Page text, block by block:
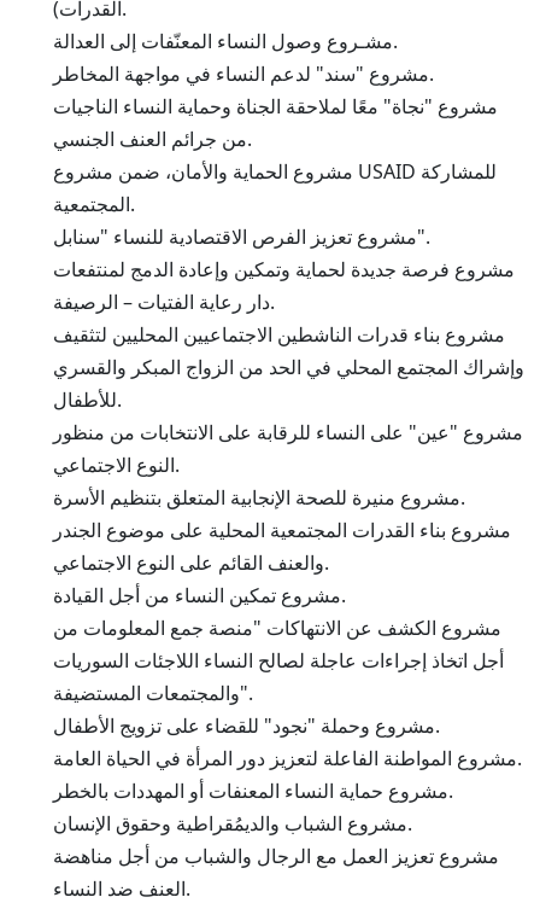
القدرات).
مشـروع وصول النساء المعنّفات إلى العدالة.
مشروع "سند" لدعم النساء في مواجهة المخاطر.
مشروع "نجاة" معًا لملاحقة الجناة وحماية النساء الناجيات
من جرائم العنف الجنسي.
مشروع الحماية والأمان، USAID للمشاركة
المجتمعية.
مشروع تعزيز الفرص الاقتصادية للنساء "سنابل".
مشروع فرصة جديدة لحماية وتمكين وإعادة الدمج لمنتفعات
دار رعاية الفتيات – الرصيفة.
مشروع بناء قدرات الناشطين الاجتماعيين المحليين لتثقيف
وإشراك المجتمع المحلي في الحد من الزواج المبكر والقسري
للأطفال.
مشروع "عين" على النساء للرقابة على الانتخابات من منظور
النوع الاجتماعي.
مشروع منيرة للصحة الإنجابية المتعلق بتنظيم الأسرة.
مشروع بناء القدرات المجتمعية المحلية على موضوع الجندر
والعنف القائم على النوع الاجتماعي.
مشروع تمكين النساء من أجل القيادة.
مشروع الكشف عن الانتهاكات "منصة جمع المعلومات من
أجل اتخاذ إجراءات عاجلة لصالح النساء اللاجئات السوريات
والمجتمعات المستضيفة".
مشروع وحملة "نجود" للقضاء على تزويج الأطفال.
مشروع المواطنة الفاعلة لتعزيز دور المرأة في الحياة العامة.
مشروع حماية النساء المعنفات أو المهددات بالخطر.
مشروع الشباب والديمُقراطية وحقوق الإنسان.
مشروع تعزيز العمل مع الرجال والشباب من أجل مناهضة
العنف ضد النساء.